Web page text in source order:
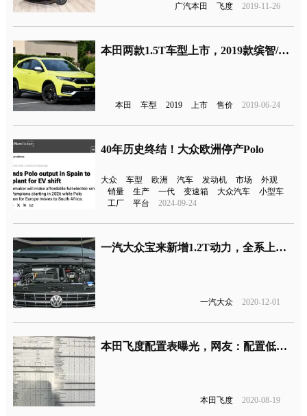
广汽本田 飞度 2019-11-26
本田两款1.5T车型上市，2019款缤智/XR-V售价公布
本田 车型 2019 上市 售价 2019-06-24
40年历史终结！大众欧洲停产Polo
大众 车型 欧洲 汽车 发动机 市场
外观
销量
生产 一代 变速箱 大众汽车
小型车
工厂
平台 2024-09-24
一汽大众宝来新增1.2T动力，全系上调1千元
一汽大众 2020-12-01
本田飞度配置表曝光，网友：配置低的无法想象
本田飞度 2020-08-19